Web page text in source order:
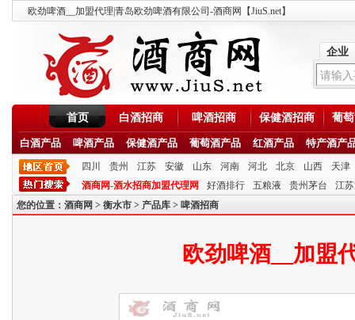
欧劲啤酒__加盟代理|青岛欧劲啤酒有限公司-酒商网【JiuS.net】
企业
首页 白酒招商 啤酒招商 保健酒招商 葡
白酒产品 啤酒产品 保健酒产品 葡萄酒产品 红酒产品 特产酒产
四川 贵州 江苏 安徽 山东 河南 河北 北京 山西
天津
酒商网-酒水招商加盟代理网
好酒排行 五粮液 贵州茅台
江
您的位置： 酒商网 > 衡水市 > 产品库 > 啤酒招商
欧劲啤酒__加盟